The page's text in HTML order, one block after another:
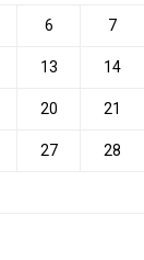
6 7
13 14
20 21
27 28